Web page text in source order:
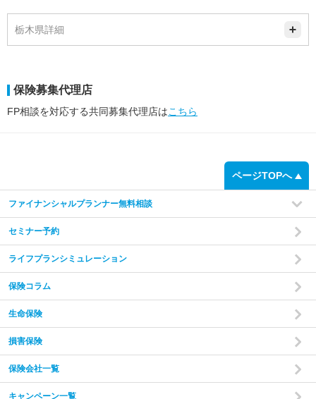
栃木県詳細
保険募集代理店
FP相談を対応する共同募集代理店はこちら
ページTOPへ
ファイナンシャルプランナー無料相談
セミナー予約
ライフプランシミュレーション
保険コラム
生命保険
損害保険
保険会社一覧
キャンペーン一覧